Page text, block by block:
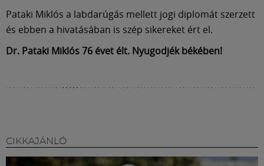
Pataki Miklós a labdarúgás mellett jogi diplomát szerzett
és ebben a hivatásában is szép sikereket ért el.
Dr. Pataki Miklós 76 évet élt. Nyugodjék békében!
CIKKAJÁNLÓ